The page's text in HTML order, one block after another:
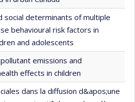
social determinants of multiple
behavioural risk factors in
and adolescents
emissions and
effects in children
dans la diffusion d&apos;une